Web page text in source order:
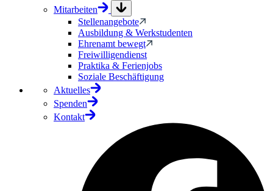
Mitarbeiten
Stellenangebote
Ausbildung & Werkstudenten
Ehrenamt bewegt
Freiwilligendienst
Praktika & Ferienjobs
Soziale Beschäftigung
Aktuelles
Spenden
Kontakt